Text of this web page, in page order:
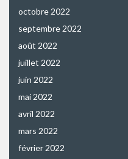
octobre 2022
septembre 2022
août 2022
juillet 2022
juin 2022
mai 2022
avril 2022
mars 2022
février 2022